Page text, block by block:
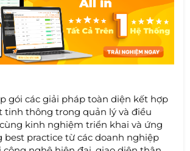
gói các giải pháp toàn diện kết hợp
tinh thông trong quản lý và điều
kinh nghiệm triển khai và ứng
practice từ các doanh nghiệp